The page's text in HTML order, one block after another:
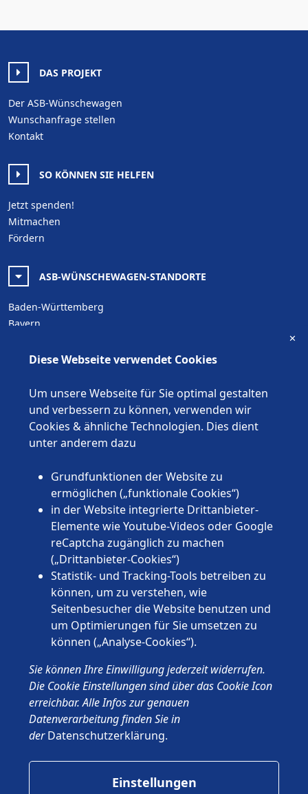
DAS PROJEKT
Der ASB-Wünschewagen
Wunschanfrage stellen
Kontakt
SO KÖNNEN SIE HELFEN
Jetzt spenden!
Mitmachen
Fördern
ASB-WÜNSCHEWAGEN-STANDORTE
Baden-Württemberg
Bayern
Brandenburg
Hamburg
Hessen
Mecklenburg-Vorpommern
Niedersachsen
Rheinland-Pfalz
Sachsen
Sachsen-Anhalt
Schleswig-Holstein
Thüringen
Deutschland e.V.
Impressum
Datenschutz
ASB.de
Diese Webseite verwendet Cookies
Um unsere Webseite für Sie optimal gestalten
und verbessern zu können, verwenden wir
Cookies & ähnliche Technologien. Dies dient
unter anderem dazu
Grundfunktionen der Website zu
ermöglichen („funktionale Cookies“)
in der Website integrierte Drittanbieter-
Elemente wie Youtube-Videos oder Google
reCaptcha zugänglich zu machen
(„Drittanbieter-Cookies“)
Statistik- und Tracking-Tools betreiben zu
können, um zu verstehen, wie
Seitenbesucher die Website benutzen und
um Optimierungen für Sie umsetzen zu
können („Analyse-Cookies“).
Sie können Ihre Einwilligung jederzeit widerrufen.
Die Cookie Einstellungen sind über das Cookie Icon
erreichbar. Alle Infos zur genauen
Datenverarbeitung finden Sie in
der Datenschutzerklärung.
✕
Einstellungen